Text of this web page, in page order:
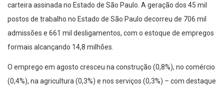
carteira assinada no Estado de São Paulo. A geração dos 45 mil
postos de trabalho no Estado de São Paulo decorreu de 706 mil
admissões e 661 mil desligamentos, com o estoque de empregos
formais alcançando 14,8 milhões.
O emprego em agosto cresceu na construção (0,8%), no comércio
(0,4%), na agricultura (0,3%) e nos serviços (0,3%) – com destaque